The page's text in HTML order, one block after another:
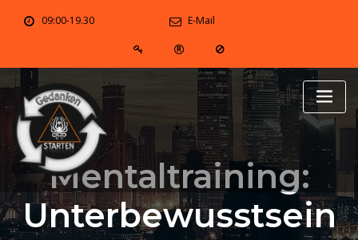
09:00-19.30 E-Mail
Mentaltraining:
Unterbewusstsein